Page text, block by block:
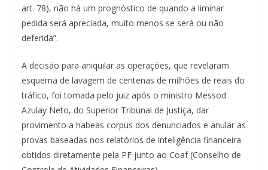
art. 78), não há um prognóstico de quando a liminar
pedida será apreciada, muito menos se será ou não
deferida”.
A decisão para aniquilar as operações, que revelaram
esquema de lavagem de centenas de milhões de reais do
tráfico, foi tomada pelo juiz após o ministro Messod
Azulay Neto, do Superior Tribunal de Justiça, dar
provimento a habeas corpus dos denunciados e anular as
provas baseadas nos relatórios de inteligência financeira
obtidos diretamente pela PF junto ao Coaf (Conselho de